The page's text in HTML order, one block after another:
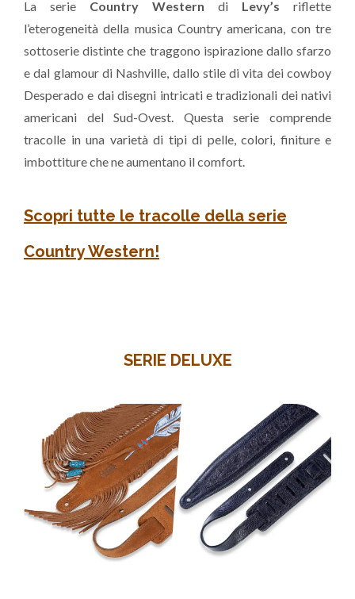
La serie Country Western di Levy’s riflette
l’eterogeneità della musica Country americana, con tre
sottoserie distinte che traggono ispirazione dallo sfarzo
e dal glamour di Nashville, dallo stile di vita dei cowboy
Desperado e dai disegni intricati e tradizionali dei nativi
americani del Sud-Ovest. Questa serie comprende
tracolle in una varietà di tipi di pelle, colori, finiture e
imbottiture che ne aumentano il comfort.
Scopri tutte le tracolle della serie
Country Western!
SERIE DELUXE